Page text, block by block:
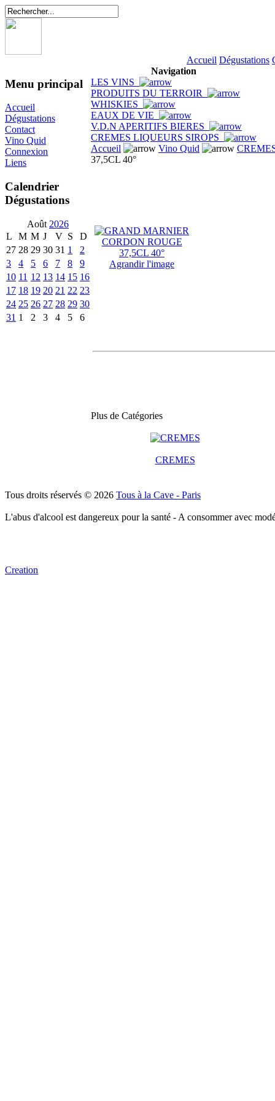
Accueil Dégustations
Menu principal
Accueil
Dégustations
Contact
Vino Quid
Connexion
Liens
Calendrier
Dégustations
Août 2026
L
M M J V S
D
27 28 29 30 31 1
2
3
4 5 6 7 8
9
10 11 12 13 14 15 16
17 18 19 20 21 22 23
24 25 26 27 28 29 30
31 1 2 3 4 5 6
Navigation
LES VINS
PRODUITS DU TERROIR
WHISKIES
EAUX DE VIE
V.D.N APERITIFS BIERES
CREMES LIQUEURS SIROPS
Accueil
Vino Quid
37,5CL 40°
Agrandir l'image
Plus de Catégories
CREMES
Tous droits réservés © 2026 Tous à la Cave - Paris
L'abus d'alcool est dangereux pour la santé - A consommer avec
Creation